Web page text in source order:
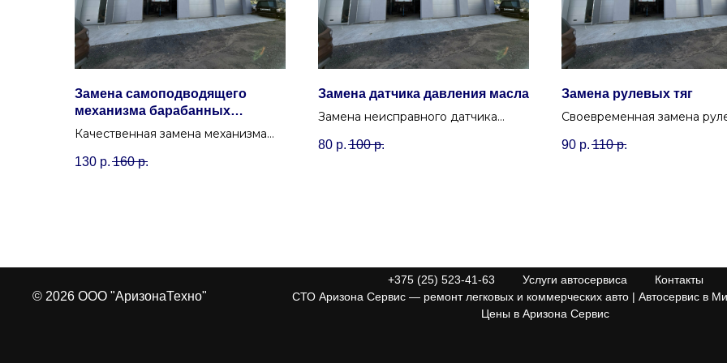
Замена самоподводящего
механизма барабанных
тормозов
Качественная замена механизма
тормозов в Минске (Уручье).
130 р. 160 р.
Замена датчика давления масла
Замена неисправного датчика
контроля состояния двигателя.
80 р. 100 р.
Замена рулевых тяг
Своевременная замена
вождение и защитит
90 р. 110 р.
© 2026 ООО "АризонаТехно"
+375 (25) 523-41-63 Услуги автосервиса
Контакты
СТО Аризона Сервис — ремонт легковых и коммерческих авто | Автосервис в
Цены в Аризона Сервис